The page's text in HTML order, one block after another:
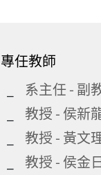
專任教師
系主任 - 副
教授 - 侯新
教授 - 黃文
教授 - 侯金